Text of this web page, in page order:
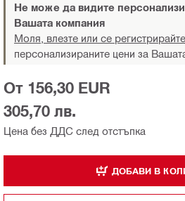
Не може да видите
Вашата компания
Моля, влезте или се регистрирайте
персонализираните цени за
Цена без ДДС след отстъпка
От 156,30 EUR
305,70 лв.
ДОБАВИ В